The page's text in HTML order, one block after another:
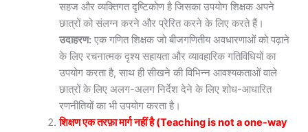
सहज और व्यक्तिगत दृष्टिकोण है जिसका उपयोग शिक्षक अपने
छात्रों को संलग्न करने और प्रेरित करने के लिए करते हैं।
उदाहरण: एक गणित शिक्षक जो बीजगणितीय अवधारणाओं को पढ़ाने
के लिए रचनात्मक दृश्य सहायता और व्यावहारिक गतिविधियों का
उपयोग करता है, साथ ही सीखने की विभिन्न आवश्यकताओं वाले
छात्रों के लिए अलग-अलग निर्देश देने के लिए शोध-आधारित
रणनीतियों का भी उपयोग करता है।
शिक्षण एक तरफ़ा मार्ग नहीं है (Teaching is not a one-way